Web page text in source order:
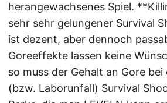
herangewachsenes Spiel.
sehr sehr gelungener Survival
ist dezent, aber dennoch
Goreeffekte lassen keine
so muss der Gehalt an Gore
(bzw. Laborunfall) Survival